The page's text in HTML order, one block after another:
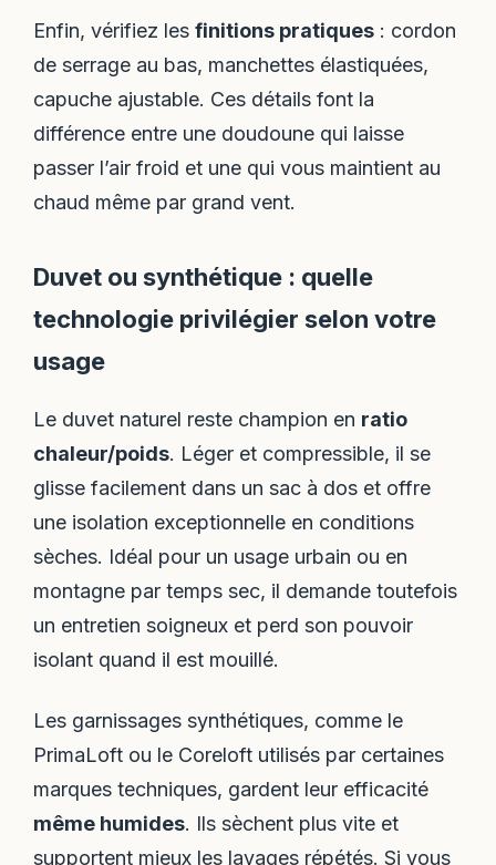
Enfin, vérifiez lesfinitions pratiques : cordon
de serrage au bas, manchettes élastiquées,
capuche ajustable. Ces détails font la
différence entre une doudoune qui laisse
passer l’air froid et une qui vous maintient au
chaud même par grand vent.
Duvet ou synthétique : quelle
technologie privilégier selon votre
usage
Le duvet naturel reste champion en ratio
chaleur/poids. Léger et compressible, il se
glisse facilement dans un sac à dos et offre
une isolation exceptionnelle en conditions
sèches. Idéal pour un usage urbain ou en
montagne par temps sec, il demande toutefois
un entretien soigneux et perd son pouvoir
isolant quand il est mouillé.
Les garnissages synthétiques, comme le
PrimaLoft ou le Coreloft utilisés par certaines
marques techniques, gardent leur efficacité
même humides. Ils sèchent plus vite et
supportent mieux les lavages répétés. Si vous